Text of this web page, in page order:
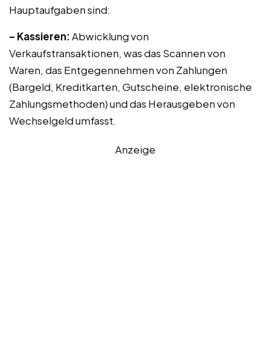
Hauptaufgaben sind:
– Kassieren:Abwicklung von
Verkaufstransaktionen, was das Scannen von
Waren, das Entgegennehmen von Zahlungen
(Bargeld, Kreditkarten, Gutscheine, elektronische
Zahlungsmethoden) und das Herausgeben von
Wechselgeld umfasst.
Anzeige